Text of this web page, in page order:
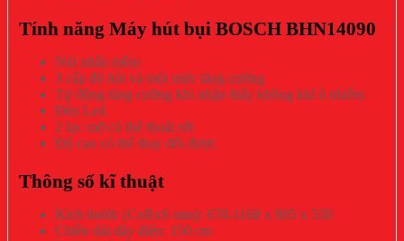
Tính năng Máy hút bụi BOSCH BHN14090
Nút nhấn mềm
3 cấp độ hút và một mức tăng cường
Tự động tăng cường khi nhận thấy không khí ô nhiễm
Đèn Led
2 lọc mỡ có thể thoát rời
Độ cao có thể thay đôi được
Thông số kĩ thuật
Kích thước (CxRxS mm): 678-1168 x 895 x 530
Chiều dài dây điện: 150 cm